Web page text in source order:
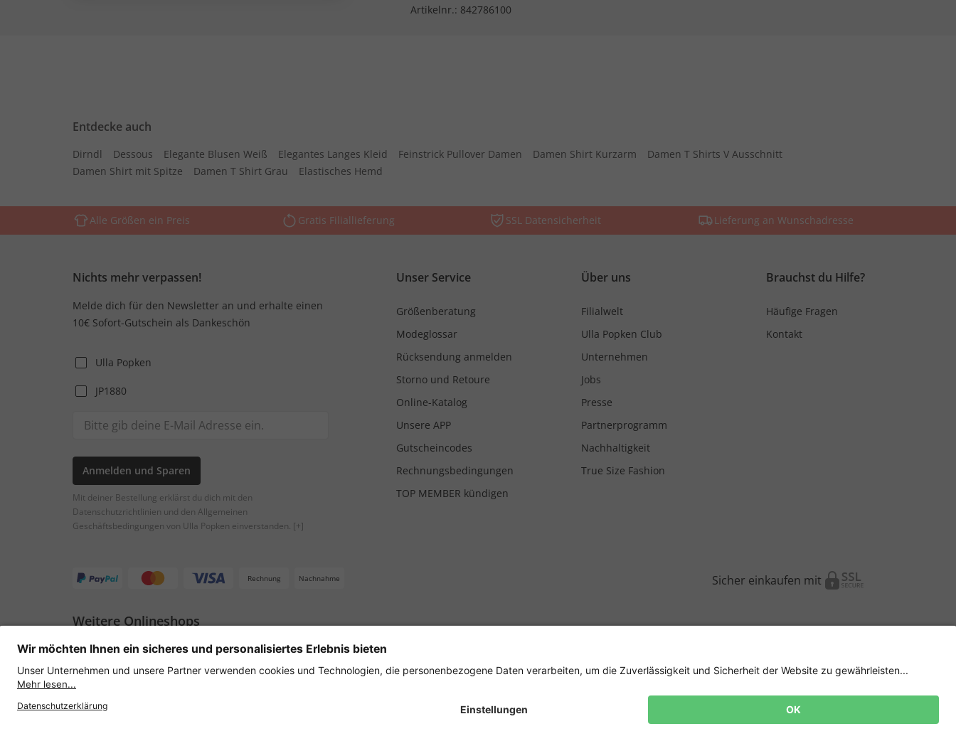
Artikelnr.: 842786100
Entdecke auch
Dirndl Dessous Elegante Blusen Weiß Elegantes Langes Kleid Feinstrick Pullover Damen Damen Shirt Kurzarm
Damen T Shirts V Ausschnitt
Damen Shirt mit Spitze
Damen T Shirt Grau Elastisches Hemd
Alle Größen ein Preis Gratis Filiallieferung SSL Datensicherheit Lieferung an Wunschadresse
Nichts mehr verpassen!
Melde dich für den Newsletter an und erhalte einen
10€ Sofort-Gutschein als Dankeschön
Ulla Popken
JP1880
Anmelden und Sparen
Mit deiner Bestellung erklärst du dich mit den
Datenschutzrichtlinien und den Allgemeinen
Geschäftsbedingungen von Ulla Popken einverstanden. [+]
Unser Service
Größenberatung
Modeglossar
Rücksendung anmelden
Storno und Retoure
Online-Katalog
Unsere APP
Gutscheincodes
Rechnungsbedingungen
TOP MEMBER kündigen
Über uns
Filialwelt
Ulla Popken Club
Unternehmen
Jobs
Presse
Partnerprogramm
Nachhaltigkeit
True Size Fashion
Brauchst du Hilfe?
Häufige Fragen
Kontakt
Rechnung Nachnahme Sicher einkaufen mit
Weitere Onlineshops
Österreich